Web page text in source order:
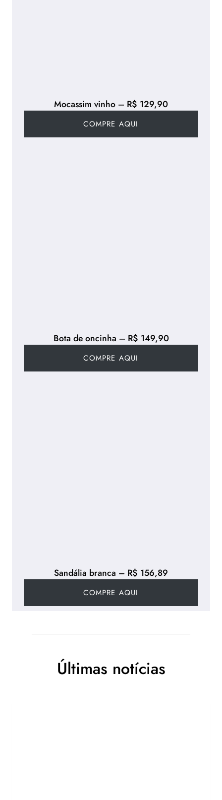
Sandália branca – R$ 156,89
COMPRE AQUI
Mocassim vinho – R$ 129,90
COMPRE AQUI
Bota de oncinha – R$ 149,90
COMPRE AQUI
Últimas notícias